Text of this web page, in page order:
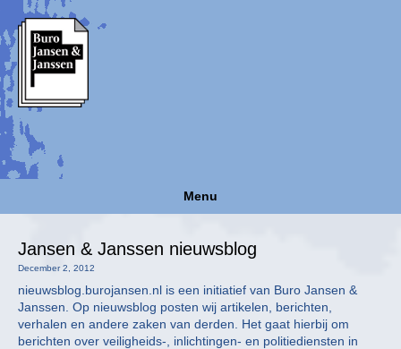
Menu
Jansen & Janssen nieuwsblog
December 2, 2012
nieuwsblog.burojansen.nl is een initiatief van Buro Jansen &
Janssen. Op nieuwsblog posten wij artikelen, berichten,
verhalen en andere zaken van derden. Het gaat hierbij om
berichten over veiligheids-, inlichtingen- en politiediensten in